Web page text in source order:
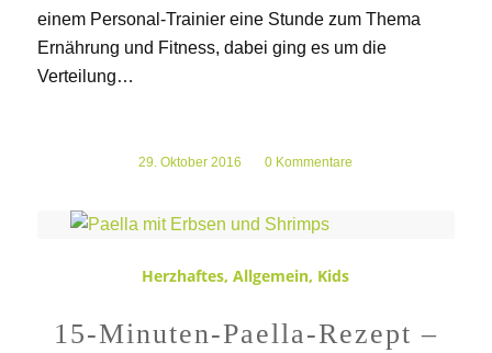
einem Personal-Trainier eine Stunde zum Thema
Ernährung und Fitness, dabei ging es um die
Verteilung…
29. Oktober 2016
/ 0 Kommentare
Herzhaftes,Allgemein, Kids
15-Minuten-Paella-Rezept –